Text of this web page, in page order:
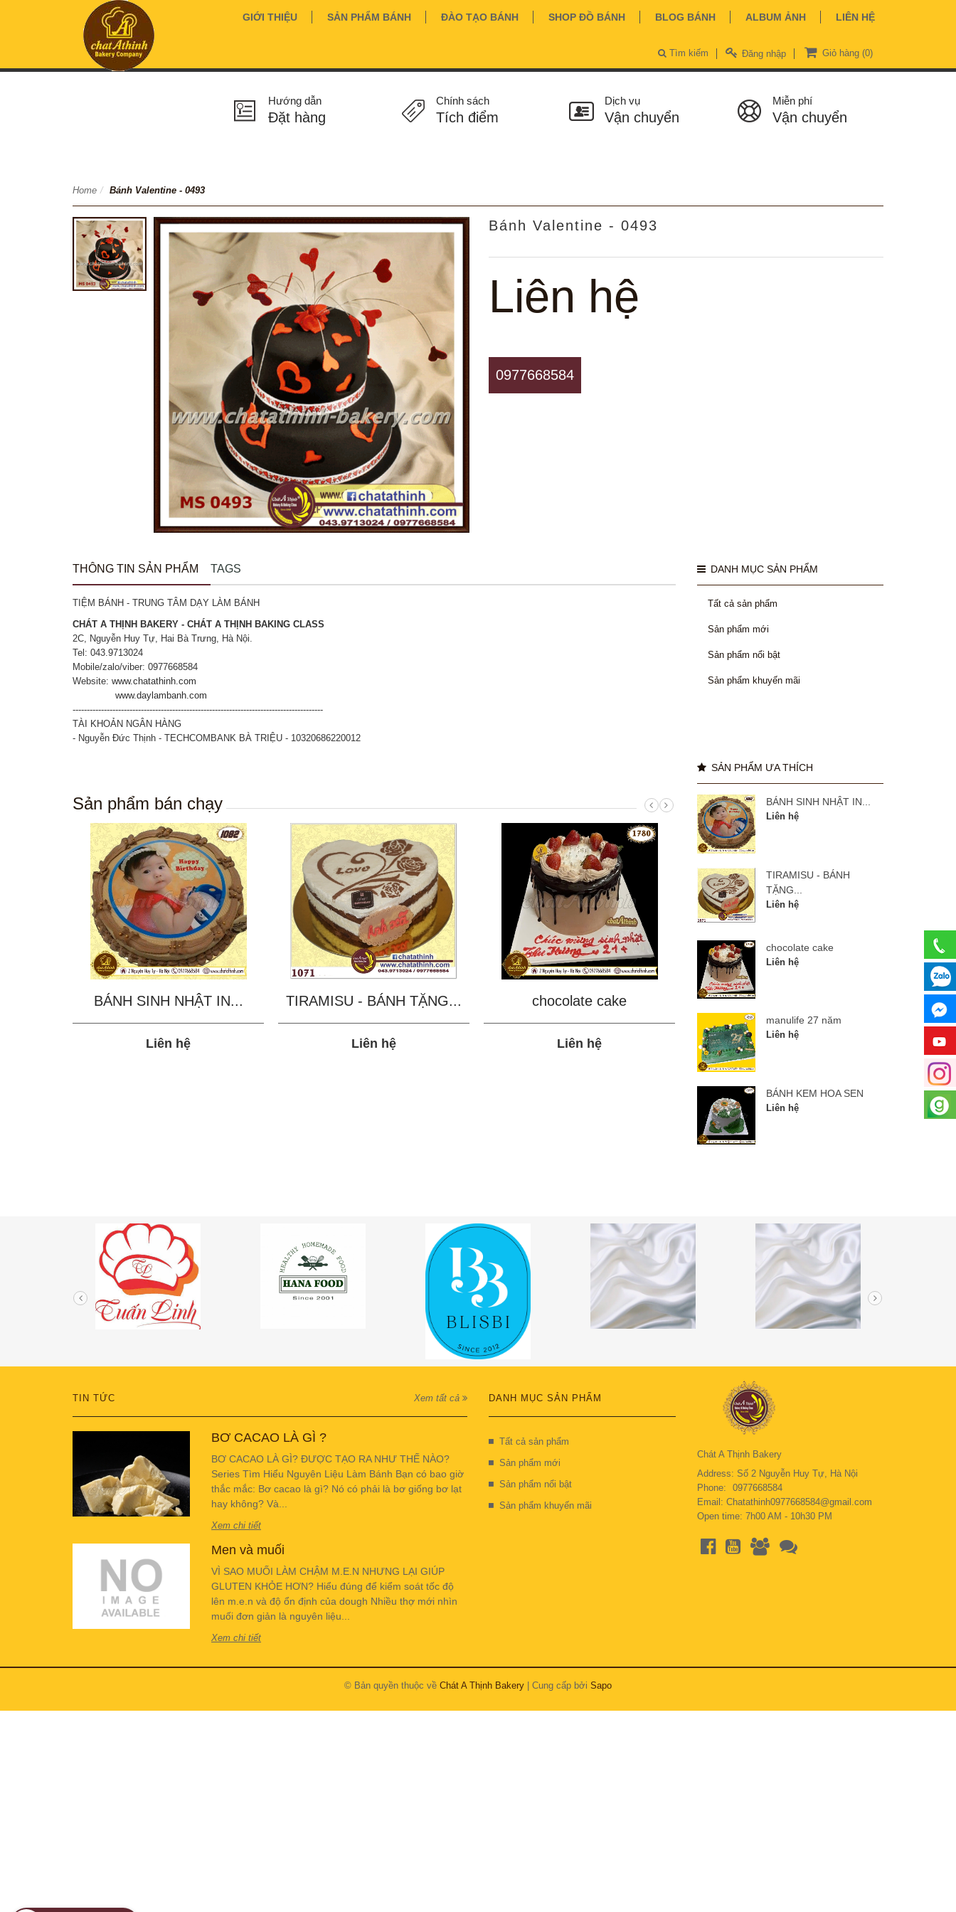
GIỚI THIỆU SẢN PHẨM BÁNH ĐÀO TẠO BÁNH SHOP ĐỒ BÁNH BLOG BÁNH ALBUM ẢNH LIÊN HỆ
Giỏ hàng (0)
Đăng nhập
Tìm kiếm
Hướng dẫn
Đặt hàng
Chính sách
Tích điểm
Dịch vụ
Vận chuyển
Miễn phí
Vận chuyển
Home / Bánh Valentine - 0493
Bánh Valentine - 0493
Liên hệ
0977668584
THÔNG TIN SẢN PHẨM TAGS
TIỆM BÁNH - TRUNG TÂM DẠY LÀM BÁNH
CHÁT A THỊNH BAKERY - CHÁT A THỊNH BAKING CLASS
2C, Nguyễn Huy Tự, Hai Bà Trưng, Hà Nội.
Tel: 043.9713024
Mobile/zalo/viber: 0977668584
Website: www.chatathinh.com
www.daylambanh.com
----------------------------------------------------------------------------------------
TÀI KHOẢN NGÂN HÀNG
- Nguyễn Đức Thịnh - TECHCOMBANK BÀ TRIỆU - 10320686220012
Sản phẩm bán chạy
BÁNH SINH NHẬT IN...
Liên hệ
TIRAMISU - BÁNH TẶNG...
Liên hệ
chocolate cake
Liên hệ
manulife 27 năm
Liên hệ
DANH MỤC SẢN PHẨM
Tất cả sản phẩm
Sản phẩm mới
Sản phẩm nổi bật
Sản phẩm khuyến mãi
SẢN PHẨM ƯA THÍCH
BÁNH SINH NHẬT IN...
Liên hệ
TIRAMISU - BÁNH
TẶNG...
Liên hệ
chocolate cake
Liên hệ
manulife 27 năm
Liên hệ
BÁNH KEM HOA SEN
Liên hệ
TIN TỨC Xem tất cả
BƠ CACAO LÀ GÌ ?
BƠ CACAO LÀ GÌ? ĐƯỢC TẠO RA NHƯ THẾ NÀO?
Series Tìm Hiểu Nguyên Liệu Làm Bánh Bạn có bao giờ
thắc mắc: Bơ cacao là gì? Nó có phải là bơ giống bơ lạt
hay không? Và...
Xem chi tiết
Men và muối
VÌ SAO MUỐI LÀM CHẬM M.E.N NHƯNG LẠI GIÚP
GLUTEN KHỎE HƠN? Hiểu đúng để kiểm soát tốc độ
lên m.e.n và độ ổn định của dough Nhiều thợ mới nhìn
muối đơn giản là nguyên liệu...
Xem chi tiết
DANH MỤC SẢN PHẨM
Tất cả sản phẩm
Sản phẩm mới
Sản phẩm nổi bật
Sản phẩm khuyến mãi
Chát A Thịnh Bakery
Address: Số 2 Nguyễn Huy Tự, Hà Nội
Phone:
0977668584
Email: Chatathinh0977668584@gmail.com
Open time: 7h00 AM - 10h30 PM
© Bản quyền thuộc về Chát A Thịnh Bakery | Cung cấp bởi Sapo